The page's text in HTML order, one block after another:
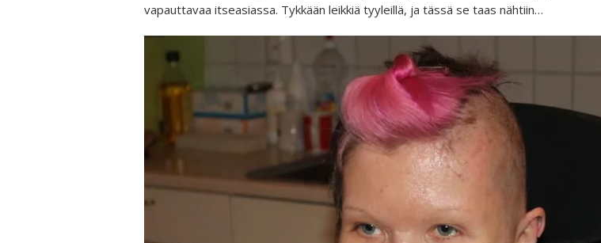
vapauttavaa itseasiassa. Tykkään leikkiä tyyleillä, ja tässä se taas nähtiin…